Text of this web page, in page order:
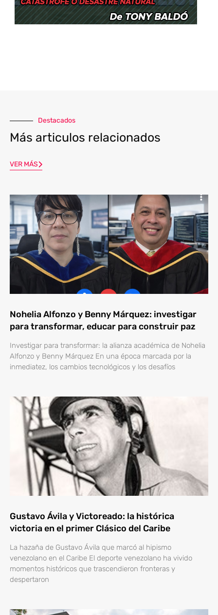
Destacados
Más articulos relacionados
VER MÁS
Nohelia Alfonzo y Benny Márquez: investigar
para transformar, educar para construir paz
Investigar para transformar: la alianza académica de Nohelia
Alfonzo y Benny Márquez En una época marcada por la
inmediatez, los cambios tecnológicos y los desafíos
Gustavo Ávila y Victoreado: la histórica
victoria en el primer Clásico del Caribe
La hazaña de Gustavo Ávila que marcó al hipismo
venezolano en el Caribe El deporte venezolano ha vivido
momentos históricos que trascendieron fronteras y
despertaron